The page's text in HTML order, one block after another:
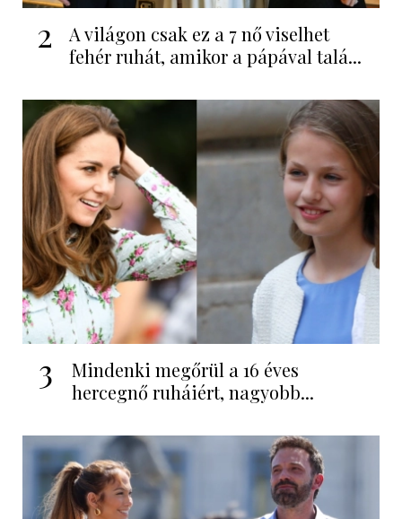
2
A világon csak ez a 7 nő viselhet
fehér ruhát, amikor a pápával talá...
3
Mindenki megőrül a 16 éves
hercegnő ruháiért, nagyobb...